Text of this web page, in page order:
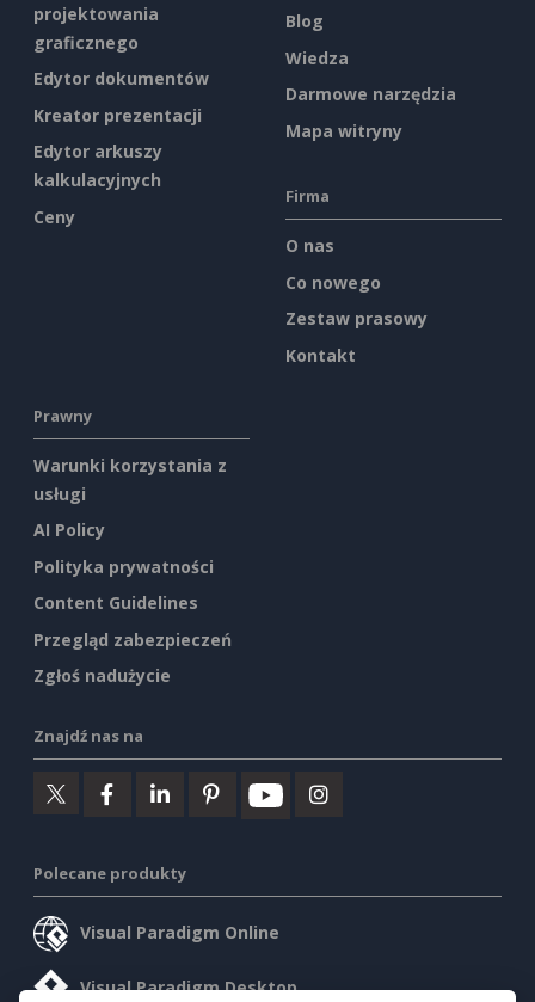
projektowania
graficznego
Edytor dokumentów
Kreator prezentacji
Edytor arkuszy
kalkulacyjnych
Ceny
Blog
Wiedza
Darmowe narzędzia
Mapa witryny
Firma
O nas
Co nowego
Zestaw prasowy
Kontakt
Prawny
Warunki korzystania z
usługi
AI Policy
Polityka prywatności
Content Guidelines
Przegląd zabezpieczeń
Zgłoś nadużycie
Znajdź nas na
Polecane produkty
Visual Paradigm Online
Visual Paradigm Desktop